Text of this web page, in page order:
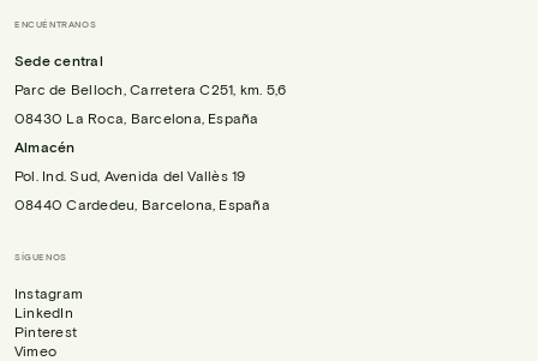
ENCUÉNTRANOS
Sede central
Parc de Belloch, Carretera C251, km. 5,6
08430 La Roca, Barcelona, España
Almacén
Pol. Ind. Sud, Avenida del Vallès 19
08440 Cardedeu, Barcelona, España
SÍGUENOS
Instagram
LinkedIn
Pinterest
Vimeo